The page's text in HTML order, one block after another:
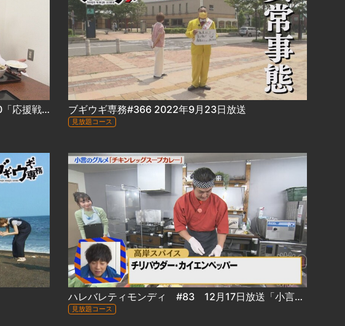
ハレバレティモンディ 9月17日放送 #70「応援戦士ハレバレブレイバー誕生！～ゆうばり国際ファンタスティック映画祭密着」 ブギウギ専務#366 2022年9月23日放送
見放題コース
ハレバレティモンディ #83 12月17日放送「小言のグルメ『チキンレッグスープカレー』」
見放題コース